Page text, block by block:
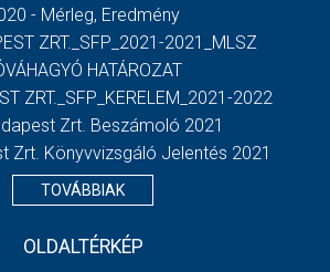
- Mérleg, Eredmény
ZRT._SFP_2021-2021_MLSZ
HATÁROZAT
ZRT._SFP_KERELEM_2021-2022
Zrt. Beszámoló 2021
Zrt. Könyvvizsgáló Jelentés 2021
TOVÁBBIAK
OLDALTÉRKÉP